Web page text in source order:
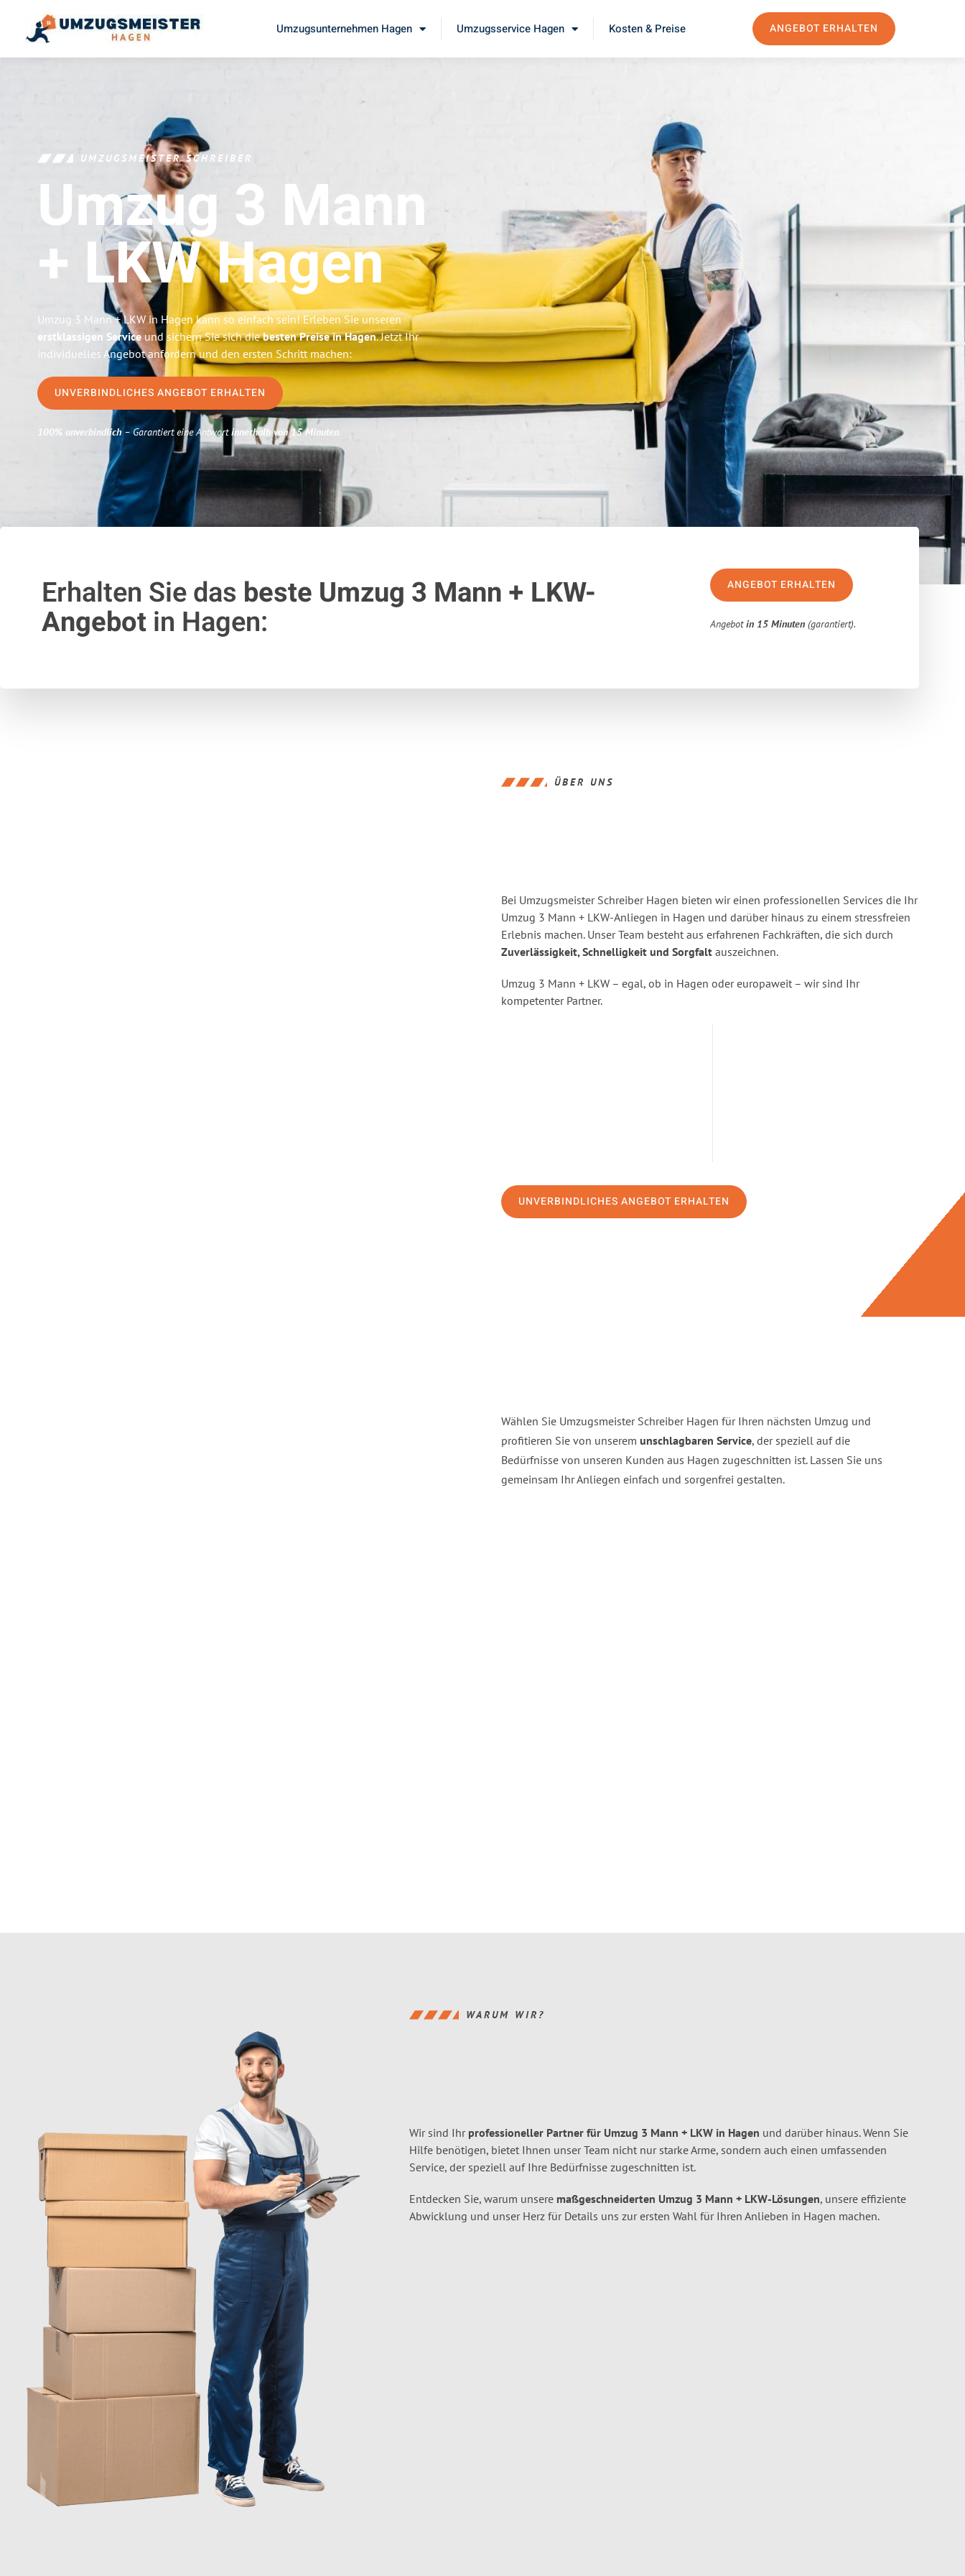
Umzugsunternehmen Hagen Umzugsservice Hagen Kosten & Preise ANGEBOT ERHALTEN
UMZUGSMEISTER SCHREIBER
Umzug 3 Mann
+ LKWHagen
Umzug 3 Mann + LKW in Hagen kann so einfach sein! Erleben Sie unseren
erstklassigen Serviceund sichern Sie sich diebesten Preise in Hagen. Jetzt Ihr
individuelles Angebot anfordern und den ersten Schritt machen:
UNVERBINDLICHES ANGEBOT ERHALTEN
100% unverbindlich– Garantiert eine Antwortinnerhalb von 15 Minuten.
Erhalten Sie das beste Umzug 3 Mann + LKW-
Angebotin Hagen:
ANGEBOT ERHALTEN
Angebotin 15 Minuten (garantiert).
ÜBER UNS
Bei Umzugsmeister Schreiber Hagen bieten wir einen professionellen Services die Ihr
Umzug 3 Mann + LKW-Anliegen in Hagen und darüber hinaus zu einem stressfreien
Erlebnis machen. Unser Team besteht aus erfahrenen Fachkräften, die sich durch
Zuverlässigkeit, Schnelligkeit und Sorgfalt auszeichnen.
Umzug 3 Mann + LKW – egal, ob in Hagen oder europaweit – wir sind Ihr
kompetenter Partner.
UNVERBINDLICHES ANGEBOT ERHALTEN
Wählen Sie Umzugsmeister Schreiber Hagen für Ihren nächsten Umzug und
profitieren Sie von unserem unschlagbaren Service, der speziell auf die
Bedürfnisse von unseren Kunden aus Hagen zugeschnitten ist. Lassen Sie uns
gemeinsam Ihr Anliegen einfach und sorgenfrei gestalten.
WARUM WIR?
Wir sind Ihr professioneller Partner für Umzug 3 Mann + LKW in Hagen und darüber hinaus. Wenn Sie
Hilfe benötigen, bietet Ihnen unser Team nicht nur starke Arme, sondern auch einen umfassenden
Service, der speziell auf Ihre Bedürfnisse zugeschnitten ist.
Entdecken Sie, warum unsere maßgeschneiderten Umzug 3 Mann + LKW-Lösungen, unsere effiziente
Abwicklung und unser Herz für Details uns zur ersten Wahl für Ihren Anlieben in Hagen machen.